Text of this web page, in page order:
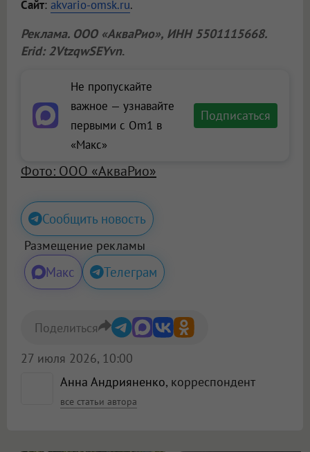
Сайт: akvario-omsk.ru.
Реклама. ООО «АкваРио», ИНН 5501115668.
Erid: 2VtzqwSEYvn.
Не пропускайте
важное — узнавайте
первыми с Om1 в
«Макс»
Подписаться
Фото: ООО «АкваРио»
Сообщить новость
Размещение рекламы
Макс Телеграм
Анна Андрияненко, корреспондент
все статьи автора
27 июля 2026, 10:00
Поделиться